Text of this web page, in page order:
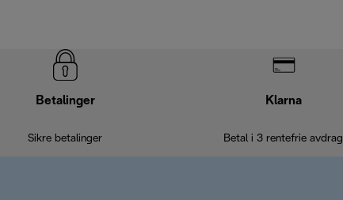
Betalinger
Sikre betalinger
Klarna
Betal i 3 rentefrie avdrag